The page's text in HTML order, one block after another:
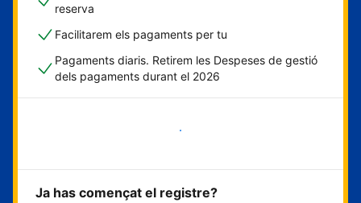
reserva
Facilitarem els pagaments per tu
Pagaments diaris. Retirem les Despeses de gestió
dels pagaments durant el 2026
Comença ara
Ja has començat el registre?